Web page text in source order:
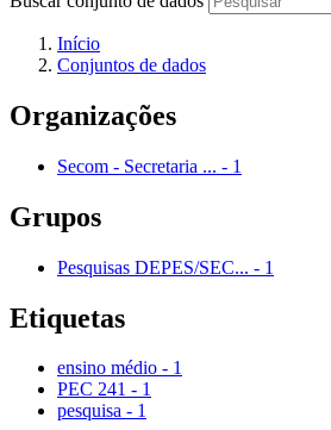
Início
Conjuntos de dados
Organizações
Secom - Secretaria ... - 1
Grupos
Pesquisas DEPES/SEC... - 1
Etiquetas
ensino médio - 1
PEC 241 - 1
pesquisa - 1